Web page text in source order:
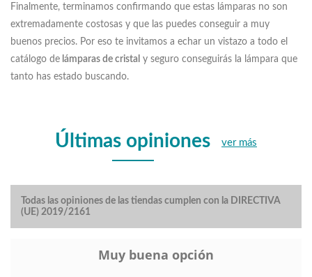
Finalmente, terminamos confirmando que estas lámparas no son
extremadamente costosas y que las puedes conseguir a muy
buenos precios. Por eso te invitamos a echar un vistazo a todo el
catálogo de lámparas de cristal y seguro conseguirás la lámpara que
tanto has estado buscando.
Últimas opiniones ver más
Todas las opiniones de las tiendas cumplen con la DIRECTIVA
(UE) 2019/2161
Muy buena opción